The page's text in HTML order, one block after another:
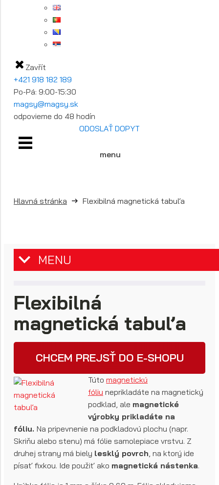
Zavřít
+421 918 182 189
Po-Pá: 9:00-15:30
magsy@magsy.sk
odpovieme do 48 hodín
ODOSLAŤ DOPYT
menu
Hlavná stránka Flexibilná magnetická tabuľa
MENU
Flexibilná
magnetická tabuľa
CHCEM PREJSŤ DO E-SHOPU
Túto magnetickú
fóliu neprikladáte na magnetický
podklad, ale magnetické
výrobky prikladáte na
fóliu. Na pripevnenie na podkladovú plochu (napr.
Skriňu alebo stenu) má fólie samolepiace vrstvu. Z
druhej strany má biely lesklý povrch, na ktorý ide
písať fixkou. Ide použiť ako magnetická nástenka.